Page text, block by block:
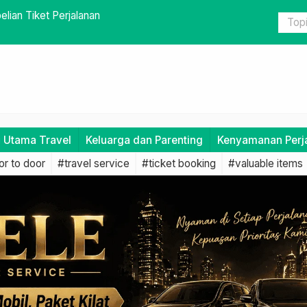
Jadwal dan Rute Alternatif
Utama Travel Keluarga dan Parenting Kenyamanan
to door #travel service #ticket booking #valuable items